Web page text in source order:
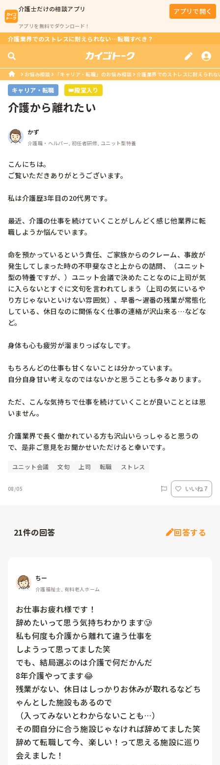
介護士だけの相談アプリ
アプリを無料でダウンロード！
アプリで開く
介護業界でのストレスに耐えられない…転職すべき？
お悩み相談 「キャリア・転職」のお悩み相談 介護業界でのストレスに耐えられ
キャリア・転職 👑殿堂入り
介護から離れたい
かず
介護職・ヘルパー, 初任者研修, ユニット型特養
こんにちは。
ご覧いただきありがとうございます。
私は介護歴3年目の20代男です。
最近、介護の仕事を続けていくことがしんどく感じ他業界に転
職しようか悩んでいます。
命を預かっているという責任、ご家族からのクレーム、事故が
発生してしまった時の不甲斐なさと上からの詰問、（ユニット
型の特養ですが、）ユニット会議で決めたことなのに上司が気
に入らないとすぐに文句を言われてしまう（上司の気にいるや
り方じゃないといけない雰囲気）、早番〜遅番の残業が常態化
している、休日なのに関係なく仕事の連絡が沢山来る…などな
ど。
身体も心も疲労が溜まりっぱなしです。
もちろんどの仕事も甘くないことは分かっています。
自分自身甘い考えなのではないかと思うことも多々あります。
ただ、こんな気持ちで仕事を続けていくことが良いこととは思
いません。
介護業界で長く働かれている方も沢山いらっしゃると思うの
で、是非ご意見をお聞かせいただけると幸いです。
ユニット会議 文句 上司 転職 ストレス
08/05 いいね 7
21件の回答 回答する
ちー
介護福祉士, 有料老人ホーム
お仕事お疲れ様です！
辞めたいって思う気持ちわかります🥲
私も何度も介護から離れて違う仕事を
しようって思ってました笑
でも、結局選ぶのは介護で何だかんだ
8年介護やってます😂
残業がない、休日はしっかりお休みが取れるなどち
ゃんとした施設もあるので
（入ってみないとわからないことも…）
その間自分に合う施設じゃなければ辞めてました笑
辞めて転職して今、楽しい！って思える施設に巡り
会えました！